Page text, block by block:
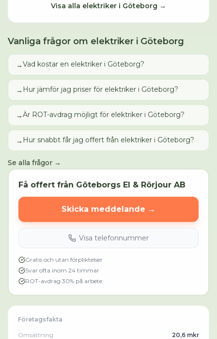
Visa alla elektriker i Göteborg →
Vanliga frågor om elektriker i Göteborg
→Vad kostar en elektriker i Göteborg?
→ Hur jämför jag priser för elektriker i Göteborg?
→Är ROT-avdrag möjligt för elektriker i Göteborg?
→ Hur snabbt får jag offert från elektriker i Göteborg?
Se alla frågor →
Få offert från Göteborgs El & Rörjour AB
Skicka meddelande →
Visa telefonnummer
Gratis och utan förpliktelser
Svar ofta inom 24 timmar
ROT-avdrag 30% på arbete
Företagsfakta
Omsättning 20,6 mkr